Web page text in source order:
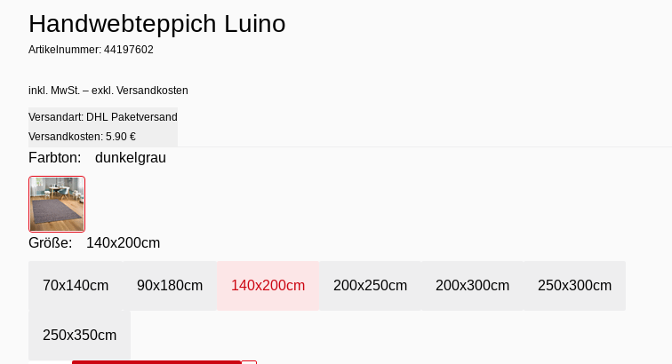
Handwebteppich Luino
Artikelnummer: 44197602
inkl. MwSt. – exkl. Versandkosten
Versandart: DHL Paketversand
Versandkosten: 5.90 €
Farbton:
dunkelgrau
Farbton- dunkelgrau
Größe: 140x200cm
70x140cm 90x180cm 140x200cm 200x250cm 200x300cm 250x300cm
250x350cm